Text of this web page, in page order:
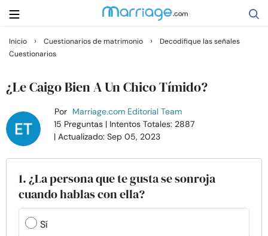
Buscar
Relaciones
Familia
Ayuda
Inicio › Cuestionarios de matrimonio ›
Decodifique las señales
Cuestionarios
¿Le Caigo Bien A Un Chico Tímido?
Por Marriage.com Editorial Team
15 Preguntas | Intentos Totales: 2887
| Actualizado: Sep 05, 2023
1. ¿La persona que te gusta se sonroja
cuando hablas con ella?
Sí